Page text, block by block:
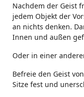
Nachdem der Geist
jedem Objekt der
an nichts denken.
Innen und außen
Oder in einer
Befreie den Geist
Sitze fest und